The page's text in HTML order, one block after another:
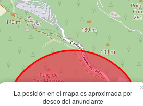
La posición en el mapa es aproximada por
deseo del anunciante
×